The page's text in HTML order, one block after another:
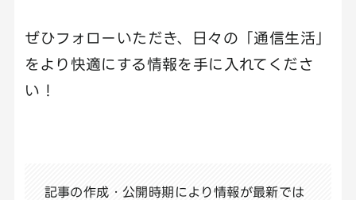
ぜひフォローいただき、日々の「通信生活」
をより快適にする情報を手に入れてくださ
い！
記事の作成・公開時期により情報が最新では